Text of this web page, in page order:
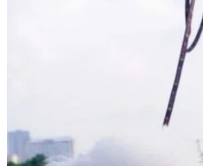
Thái Lan tin tưởng sẽ tổ
Hội nghị Cấp cao APEC